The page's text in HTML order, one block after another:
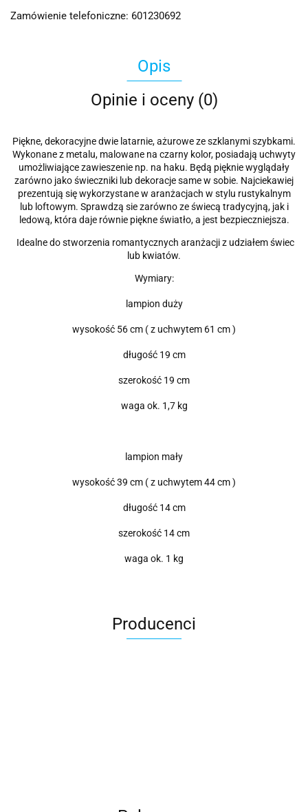
Zamówienie telefoniczne: 601230692
Opis
Opinie i oceny (0)
Piękne, dekoracyjne dwie latarnie, ażurowe ze szklanymi szybkami.
Wykonane z metalu, malowane na czarny kolor, posiadają uchwyty
umożliwiające zawieszenie np. na haku. Będą pięknie wyglądały
zarówno jako świeczniki lub dekoracje same w sobie. Najciekawiej
prezentują się wykorzystane w aranżacjach w stylu rustykalnym
lub loftowym. Sprawdzą sie zarówno ze świecą tradycyjną, jak i
ledową, która daje równie piękne światło, a jest bezpieczniejsza.
Idealne do stworzenia romantycznych aranżacji z udziałem świec
lub kwiatów.
Wymiary:
lampion duży
wysokość 56 cm ( z uchwytem 61 cm )
długość 19 cm
szerokość 19 cm
waga ok. 1,7 kg
lampion mały
wysokość 39 cm ( z uchwytem 44 cm )
długość 14 cm
szerokość 14 cm
waga ok. 1 kg
Producenci